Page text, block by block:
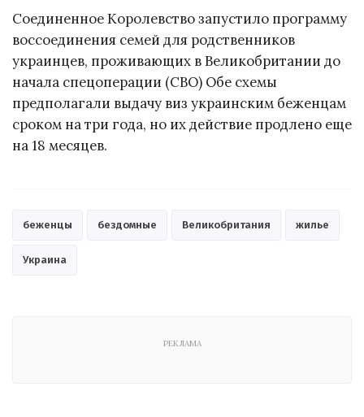
Соединенное Королевство запустило программу
воссоединения семей для родственников
украинцев, проживающих в Великобритании до
начала спецоперации (СВО) Обе схемы
предполагали выдачу виз украинским беженцам
сроком на три года, но их действие продлено еще
на 18 месяцев.
беженцы бездомные Великобритания жилье
Украина
РЕКЛАМА